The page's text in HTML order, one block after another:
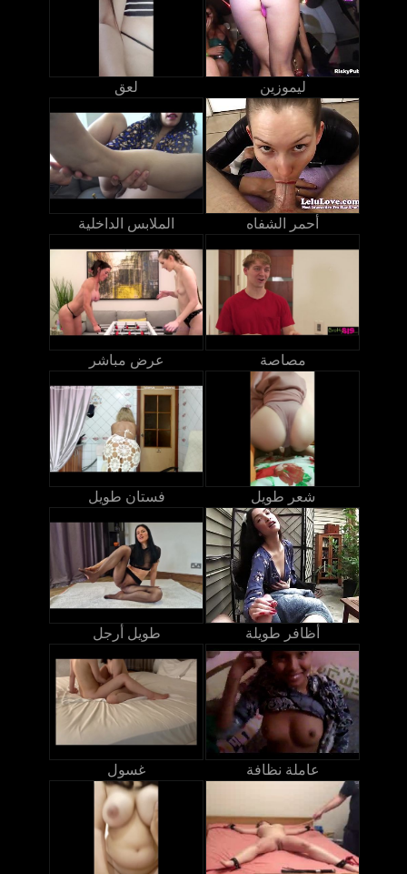
لعق ليموزين
الملابس الداخلية أحمر الشفاه
عرض مباشر مصاصة
فستان طويل شعر طويل
طويل أرجل أظافر طويلة
غسول عاملة نظافة